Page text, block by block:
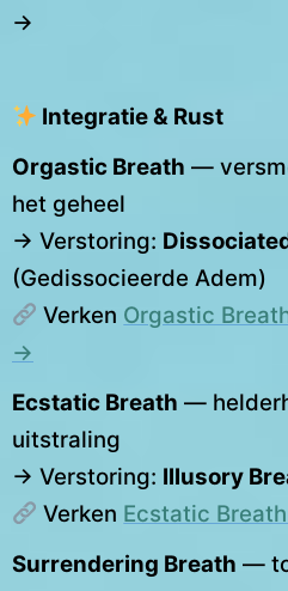
→
Integratie & Rust
Orgastic Breath —
het geheel
→ Verstoring:
(Gedissocieerde Adem)
Verken Orgastic
→
Ecstatic Breath —
uitstraling
→ Verstoring: Illusory
Verken Ecstatic
Surrendering Breath —